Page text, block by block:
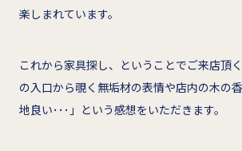
楽しまれています。
これから家具探し、ということでご来店頂
の入口から覗く無垢材の表情や店内の木の
地良い･･･」という感想をいただきます。